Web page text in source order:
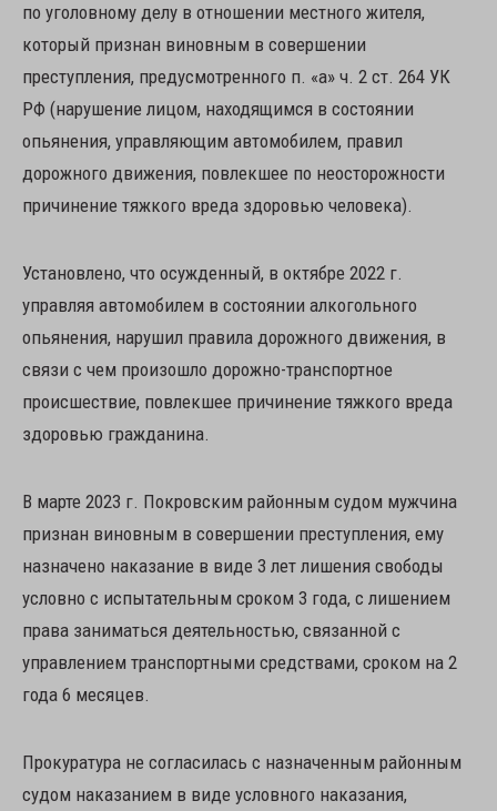
по уголовному делу в отношении местного жителя,
который признан виновным в совершении
преступления, предусмотренного п. «а» ч. 2 ст. 264 УК
РФ (нарушение лицом, находящимся в состоянии
опьянения, управляющим автомобилем, правил
дорожного движения, повлекшее по неосторожности
причинение тяжкого вреда здоровью человека).
Установлено, что осужденный, в октябре 2022 г.
управляя автомобилем в состоянии алкогольного
опьянения, нарушил правила дорожного движения, в
связи с чем произошло дорожно-транспортное
происшествие, повлекшее причинение тяжкого вреда
здоровью гражданина.
В марте 2023 г. Покровским районным судом мужчина
признан виновным в совершении преступления, ему
назначено наказание в виде 3 лет лишения свободы
условно с испытательным сроком 3 года, с лишением
права заниматься деятельностью, связанной с
управлением транспортными средствами, сроком на 2
года 6 месяцев.
Прокуратура не согласилась с назначенным районным
судом наказанием в виде условного наказания,